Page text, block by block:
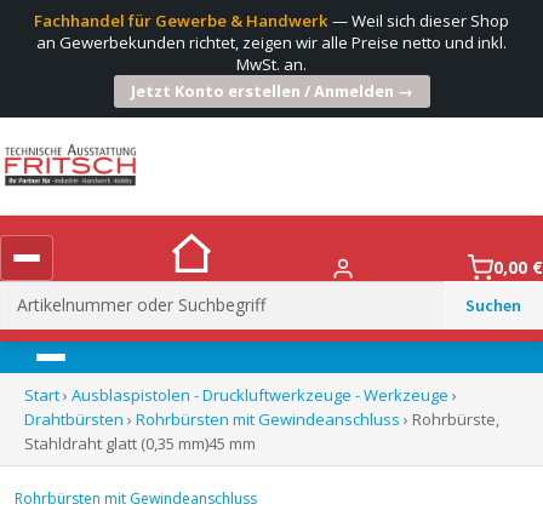
Fachhandel für Gewerbe & Handwerk— Weil sich dieser Shop
an Gewerbekunden richtet, zeigen wir alle Preise netto und inkl.
MwSt. an.
Jetzt Konto erstellen / Anmelden →
Suchen
nach:
0,00 €
Menü
Start› Ausblaspistolen - Druckluftwerkzeuge - Werkzeuge ›
Drahtbürsten › Rohrbürsten mit Gewindeanschluss › Rohrbürste,
Stahldraht glatt (0,35 mm)45 mm
Rohrbürsten mit Gewindeanschluss